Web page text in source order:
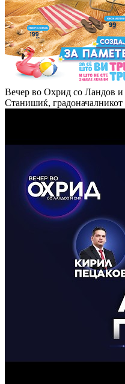
Вечер во Охрид со Ландов
Станишиќ, градоначалникот